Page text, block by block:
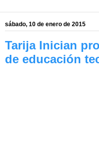
sábado, 10 de enero de 2015
Tarija Inician
de educación